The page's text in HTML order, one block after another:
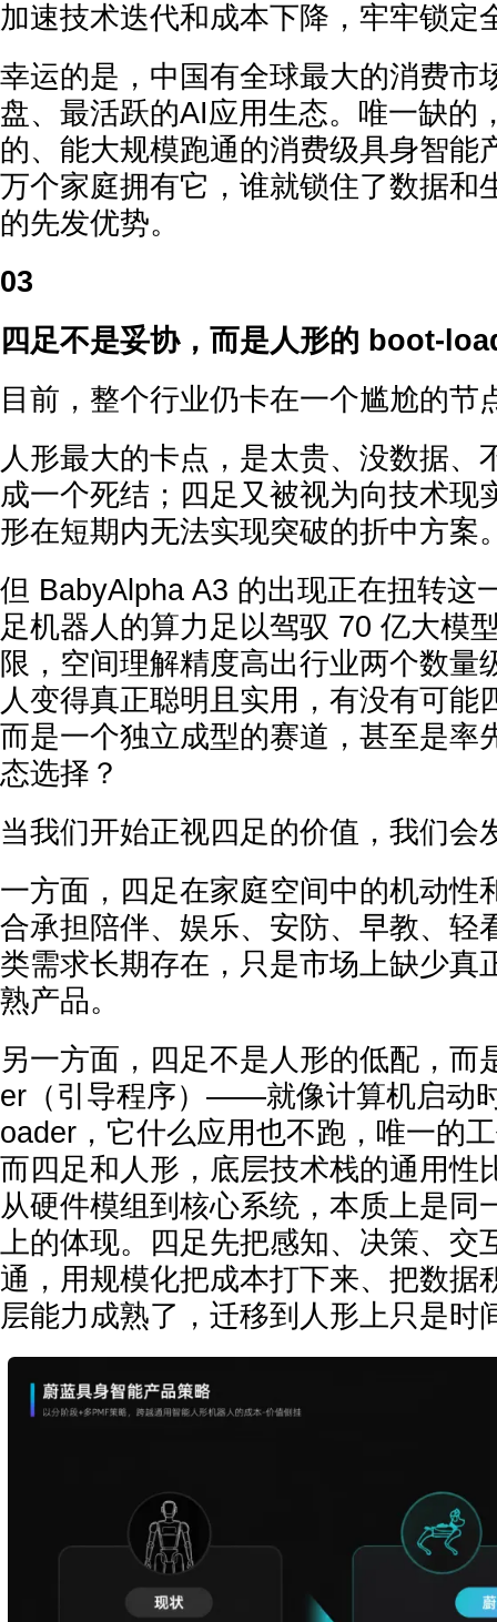
加速技术迭代和成本下降，牢牢锁定
幸运的是，中国有全球最大的消费市
盘、最活跃的AI应用生态。唯一缺的
的、能大规模跑通的消费级具身智能
万个家庭拥有它，谁就锁住了数据和
的先发优势。
03
四足不是妥协，而是人形的 boot-
目前，整个行业仍卡在一个尴尬的节
人形最大的卡点，是太贵、没数据、
成一个死结；四足又被视为向技术现
形在短期内无法实现突破的折中方案
但 BabyAlpha A3 的出现正在扭转
足机器人的算力足以驾驭 70 亿大模
限，空间理解精度高出行业两个数
人变得真正聪明且实用，有没有可能
而是一个独立成型的赛道，甚至是率
态选择？
当我们开始正视四足的价值，我们会
一方面，四足在家庭空间中的机动性
合承担陪伴、娱乐、安防、早教、轻
类需求长期存在，只是市场上缺少真
熟产品。
另一方面，四足不是人形的低配，而
er（引导程序）——就像计算机启动
oader，它什么应用也不跑，唯一的
而四足和人形，底层技术栈的通用性
从硬件模组到核心系统，本质上是同
上的体现。四足先把感知、决策、交
通，用规模化把成本打下来、把数据
层能力成熟了，迁移到人形上只是时